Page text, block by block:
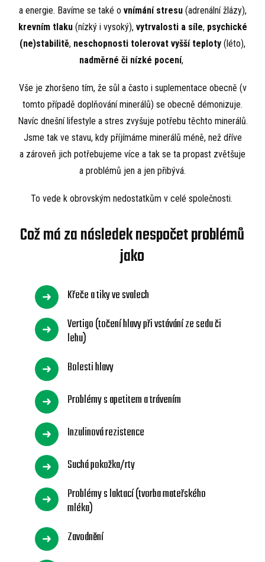
a energie. Bavíme se také o vnímání stresu(adrenální žlázy),
krevním tlaku(nízký i vysoký), vytrvalosti a síle, psychické
(ne)stabilitě, neschopnosti tolerovat vyšší teploty (léto),
nadměrné či nízké pocení,
Vše je zhoršeno tím, že sůl a často i suplementace obecně (v
tomto případě doplňování minerálů) se obecně démonizuje.
Navíc dnešní lifestyle a stres zvyšuje potřebu těchto minerálů.
Jsme tak ve stavu, kdy příjímáme minerálů méně, než dříve
a zároveň jich potřebujeme více a tak se ta propast zvětšuje
a problémů jen a jen přibývá.
To vede k obrovským nedostatkům v celé společnosti.
Což má za následek nespočet problémů
jako
Křeče a tiky ve svalech
Vertigo (točení hlavy při vstávání ze sedu či
lehu)
Bolesti hlavy
Problémy s apetitem a trávením
Inzulinová rezistence
Suchá pokožka/rty
Problémy s laktací (tvorba mateřského
mléka)
Zavodnění